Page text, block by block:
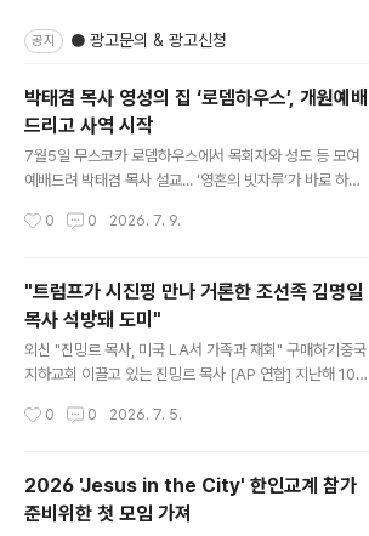
공지 ● 광고문의 & 광고신청
박태겸 목사 영성의 집 ‘로뎀하우스’, 개원예배
드리고 사역 시작
7월5일 무스코카 로뎀하우스에서 목회자와 성도 등 모여
예배드려 박태겸 목사 설교... ‘영혼의 빗자루’가 바로 하나
곤을 회복시키는 원자(피톤치드)가 나와. “로뎀하우스가
로” 캐나다 동신교회 직전 담임목사를 역임한 박태겸 목사
(KPCA 해외한인장로회 전 총회장)가 온타리오 무스코카
에 조성한 영성의 집 ‘로뎀하우스’의 개원 예배가 지난 7월
5일 주일 오후 무스코카 현지(1712 Muskoka Beach R
d. Bracebtidge ON. P1P 1R1)에서 다수의 목회자와 동
데 열렸다. 이날 예배는 배장훈 목사(동신교회 담임)..
0 0 2026. 7. 9.
"트럼프가 시진핑 만나 거론한 조선족 김명일
목사 석방돼 도미"
외신 "진밍르 목사, 미국 LA서 가족과 재회" 구매하기중국
지하교회 이끌고 있는 진밍르 목사 [AP 연합] 지난해 10월
금됐던 조선족 진밍르(김명일) 목사가 약 9개월 만에 석방
프레스와 영국 매체 가디언은 진 목사 가족이 보내온 성명
을 인용해 진 목사가 중국 수용시설에서 266일을 보낸 끝
에 석방돼 3일 미국 로스앤젤레스(LA)에 도착했다고 보도
0 0 2026. 7. 5.
2026 'Jesus in the City' 한인교계 참가
준비위한 첫 모임 가져